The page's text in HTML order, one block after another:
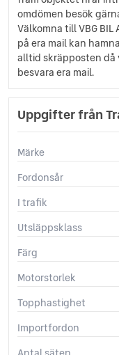
Airbag
Akustikrutor
Antisladd
Autobroms
Bagagelucka
Barnlås
Bluetooth
Centrallås
Delbart baksäte
Elinfällbara
Eluppvärmda
Euro 6
Färddator
ISOFIX-fästen bak
Kylt handskfack
Ljussensor
omdömen besök
Välkomna till VBG BIL
på era mail kan
alltid skräpposten
besvara era mail.
Uppgifter från
Märke
Fordonsår
I trafik
Utsläppsklass
Färg
Motorstorlek
Topphastighet
Importfordon